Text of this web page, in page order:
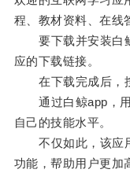
程、教材资料、在线
要下载并安装白鲸
应的下载链接。
在下载完成后，按
通过白鲸app，用
自己的技能水平。
不仅如此，该应用
功能，帮助用户更加